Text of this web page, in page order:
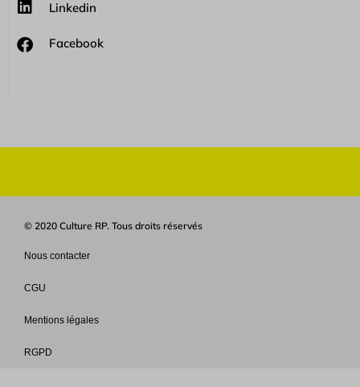
Linkedin
Facebook
© 2020 Culture RP. Tous droits réservés
Nous contacter
CGU
Mentions légales
RGPD